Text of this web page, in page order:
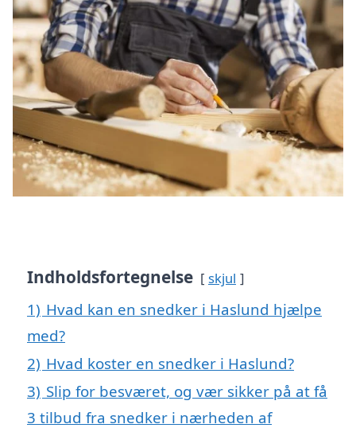
Indholdsfortegnelse skjul
1) Hvad kan en snedker i Haslund hjælpe
med?
2) Hvad koster en snedker i Haslund?
3) Slip for besværet, og vær sikker på at få
3 tilbud fra snedker i nærheden af